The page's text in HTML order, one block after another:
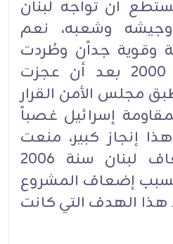
أن تواجه لبنان
وشعبه، نعم
وقوية جداًن وطُردت
الاحتلال في سنة 2000 بعد أن عجزت
مجلس الأمن القرار
إسرائيل غصباً
إنجاز كبير، منعت
إسرائيل من إضعاف لبنان سنة 2006
إضعاف المشروع
هذا الهدف التي كانت